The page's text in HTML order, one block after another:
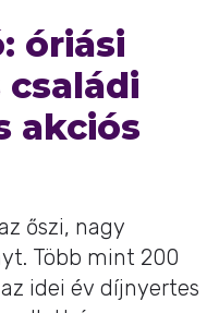
óriási
akciós
őszi, nagy
Több mint 200
idei év díjnyertes